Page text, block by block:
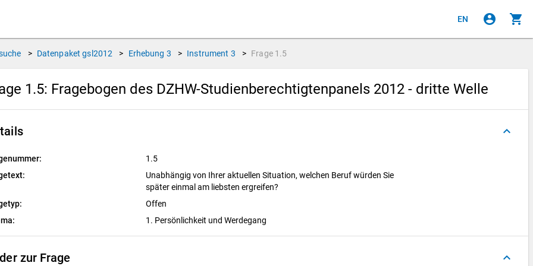
EN account_circle shopping_cart
> Datenpaket gsl2012 > Erhebung 3 > Instrument 3 > Frage 1.5
1.5: Fragebogen des DZHW-Studienberechtigtenpanels 2012 - dritte Welle
keyboard_arrow_up
1.5
Unabhängig von Ihrer aktuellen Situation, welchen Beruf würden Sie
später einmal am liebsten ergreifen?
Offen
1. Persönlichkeit und Werdegang
zur Frage keyboard_arrow_up